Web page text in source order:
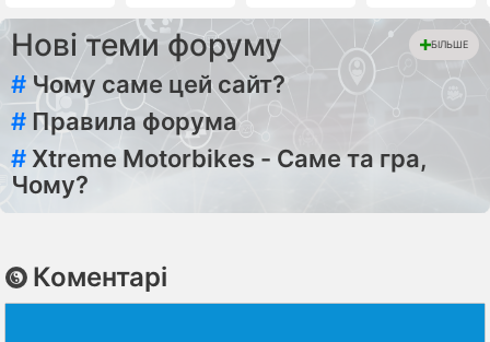
Нові теми форуму БІЛЬШЕ
# Чому саме цей сайт?
# Правила форума
# Xtreme Motorbikes - Саме та гра,
Чому?
Коментарі